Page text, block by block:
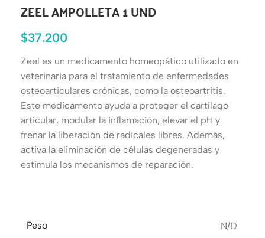
ZEEL AMPOLLETA 1 UND
$37.200
Zeel es un medicamento homeopático utilizado en
veterinaria para el tratamiento de enfermedades
osteoarticulares crónicas, como la osteoartritis.
Este medicamento ayuda a proteger el cartílago
articular, modular la inflamación, elevar el pH y
frenar la liberación de radicales libres. Además,
activa la eliminación de células degeneradas y
estimula los mecanismos de reparación.
Peso N/D